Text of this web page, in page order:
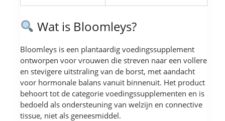
Wat is Bloomleys?
Bloomleys is een plantaardig voedingssupplement
ontworpen voor vrouwen die streven naar een vollere
en stevigere uitstraling van de borst, met aandacht
voor hormonale balans vanuit binnenuit. Het product
behoort tot de categorie voedingssupplementen en is
bedoeld als ondersteuning van welzijn en connective
tissue, niet als geneesmiddel.